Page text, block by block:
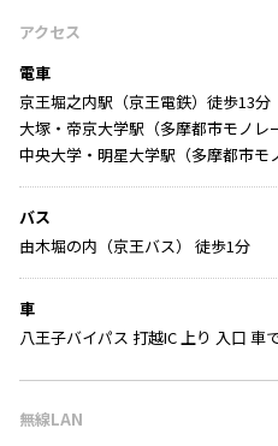
アクセス
電車
京王堀之内駅（京王電鉄）徒歩13分
大塚・帝京大学駅（多摩都市モノレ
中央大学・明星大学駅（多摩都市モ
バス
由木堀の内（京王バス） 徒歩1分
車
八王子バイパス 打越IC 上り 入口 車
無線LAN